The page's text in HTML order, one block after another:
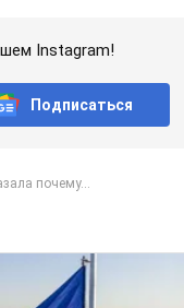
Instagram!
Подписаться
почему...